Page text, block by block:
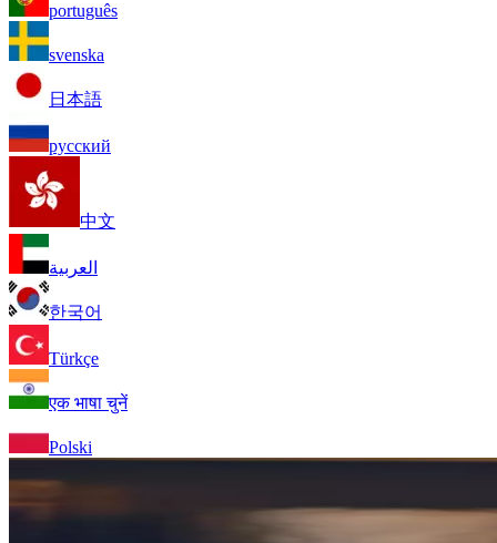
português
svenska
日本語
русский
中文
العربية
한국어
Türkçe
एक भाषा चुनें
Polski